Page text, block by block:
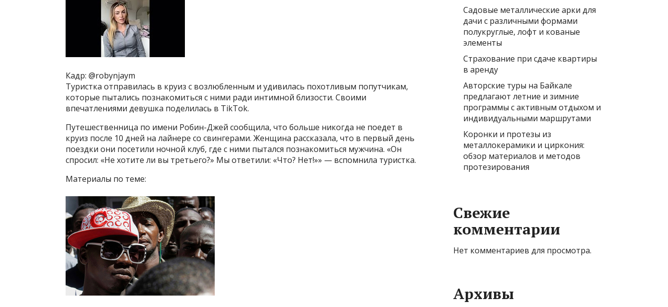
Кадр: @robynjaym
Туристка отправилась в круиз с возлюбленным и удивилась похотливым попутчикам,
которые пытались познакомиться с ними ради интимной близости. Своими
впечатлениями девушка поделилась в TikTok.
Путешественница по имени Робин-Джей сообщила, что больше никогда не поедет в
круиз после 10 дней на лайнере со свингерами. Женщина рассказала, что в первый день
поездки они посетили ночной клуб, где с ними пытался познакомиться мужчина. «Он
спросил: «Не хотите ли вы третьего?» Мы ответили: «Что? Нет!»» — вспомнила туристка.
Материалы по теме:
Садовые металлические арки для
дачи с различными формами
полукруглые, лофт и кованые
элементы
Страхование при сдаче квартиры
в аренду
Авторские туры на Байкале
предлагают летние и зимние
программы с активным отдыхом и
индивидуальными маршрутами
Коронки и протезы из
металлокерамики и циркония:
обзор материалов и методов
протезирования
Свежие
комментарии
Нет комментариев для просмотра.
Архивы